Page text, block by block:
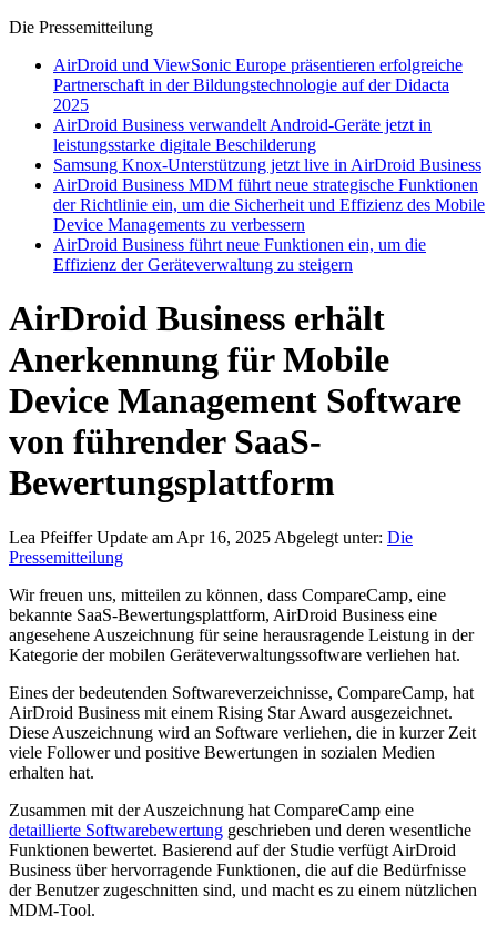
Die Pressemitteilung
AirDroid und ViewSonic Europe präsentieren erfolgreiche
Partnerschaft in der Bildungstechnologie auf der Didacta
2025
AirDroid Business verwandelt Android-Geräte jetzt in
leistungsstarke digitale Beschilderung
Samsung Knox-Unterstützung jetzt live in AirDroid Business
AirDroid Business MDM führt neue strategische Funktionen
der Richtlinie ein, um die Sicherheit und Effizienz des Mobile
Device Managements zu verbessern
AirDroid Business führt neue Funktionen ein, um die
Effizienz der Geräteverwaltung zu steigern
AirDroid Business erhält
Anerkennung für Mobile
Device Management Software
von führender SaaS-
Bewertungsplattform
Lea PfeifferUpdate am Apr 16, 2025 Abgelegt unter: Die
Pressemitteilung
Wir freuen uns, mitteilen zu können, dass CompareCamp, eine
bekannte SaaS-Bewertungsplattform, AirDroid Business eine
angesehene Auszeichnung für seine herausragende Leistung in der
Kategorie der mobilen Geräteverwaltungssoftware verliehen hat.
Eines der bedeutenden Softwareverzeichnisse, CompareCamp, hat
AirDroid Business mit einem Rising Star Award ausgezeichnet.
Diese Auszeichnung wird an Software verliehen, die in kurzer Zeit
viele Follower und positive Bewertungen in sozialen Medien
erhalten hat.
Zusammen mit der Auszeichnung hat CompareCamp eine
detaillierte Softwarebewertung geschrieben und deren wesentliche
Funktionen bewertet. Basierend auf der Studie verfügt AirDroid
Business über hervorragende Funktionen, die auf die Bedürfnisse
der Benutzer zugeschnitten sind, und macht es zu einem nützlichen
MDM-Tool.